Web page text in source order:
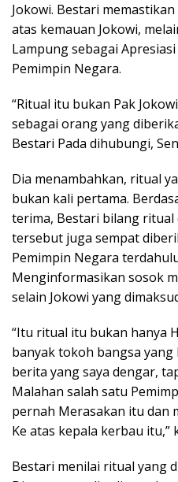
Jokowi. Bestari
atas kemauan Jokowi,
Lampung sebagai
Pemimpin Negara.
“Ritual itu bukan Pak
sebagai orang yang
Bestari Pada dihubungi,
Dia menambahkan, ritual
bukan kali pertama.
terima, Bestari bilang
tersebut juga sempat
Pemimpin Negara
Menginformasikan sosok
selain Jokowi yang
“Itu ritual itu bukan hanya
banyak tokoh bangsa
berita yang saya dengar,
Malahan salah satu
pernah Merasakan itu dan
Ke atas kepala kerbau itu,”
Bestari menilai ritual yang